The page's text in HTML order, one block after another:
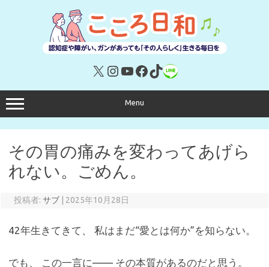
X Instagram
YouTube
Facebook
TikTok
リンク
Menu
その胃の痛みを変わってあげら
れない。ごめん。
投稿者: サブ 2025年10月28日
42年生きてきて、 私はまだ“愛とは何か”を知らない。
でも、 この一言に—— その本質があるのだと思う。